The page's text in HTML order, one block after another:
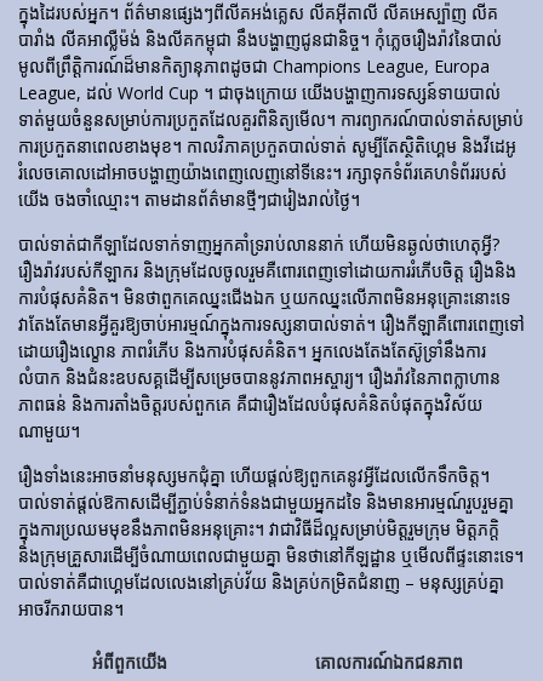
ក្នុងដៃរបស់អ្នក។ ព័ត៌មានផ្សេងៗពីលីគអង់គ្លេស លីគអ៊ីតាលី លីគអេស្ប៉ាញ លីគ
បារាំង លីគអាល្លឺម៉ង់ និងលីគកម្ពុជា នឹងបង្ហាញជូនជានិច្ច។ កុំភ្លេចរឿងរ៉ាវនៃបាល់
មូលពីព្រឹត្តិការណ៍ដ៏មានកិត្យានុភាពដូចជា Champions League, Europa
League, ដល់ World Cup ។ ជាចុងក្រោយ យើងបង្ហាញការទស្សន៍ទាយបាល់
ទាត់មួយចំនួនសម្រាប់ការប្រកួតដែលគួរពិនិត្យមើល។ ការព្យាករណ៍បាល់ទាត់សម្រាប់
ការប្រកួតនាពេលខាងមុខ។ កាលវិភាគប្រកួតបាល់ទាត់ សូម្បីតែស្ថិតិហ្គេម និងវីដេអូ
រំលេចគោលដៅអាចបង្ហាញយ៉ាងពេញលេញនៅទីនេះ។ រក្សាទុកទំព័រគេហទំព័ររបស់
យើង ចងចាំឈ្មោះ។ តាមដានព័ត៌មានថ្មីៗជារៀងរាល់ថ្ងៃ។
បាល់ទាត់​ជា​កីឡា​ដែល​ទាក់​ទាញ​អ្នក​គាំទ្រ​រាប់​លាន​នាក់ ហើយ​មិន​ឆ្ងល់​ថា​ហេតុអ្វី?
រឿងរ៉ាវ​របស់​កីឡាករ និង​ក្រុម​ដែល​ចូលរួម​គឺ​ពោរពេញ​ទៅ​ដោយ​ការ​រំភើប​ចិត្ត រឿង​និង​
ការ​បំផុស​គំនិត។ មិនថាពួកគេឈ្នះជើងឯក ឬយកឈ្នះលើភាពមិនអនុគ្រោះនោះទេ
វាតែងតែមានអ្វីគួរឱ្យចាប់អារម្មណ៍ក្នុងការទស្សនាបាល់ទាត់។ រឿង​កីឡា​គឺ​ពោរពេញ​ទៅ​
ដោយ​រឿង​ល្ខោន ភាព​រំភើប និង​ការ​បំផុស​គំនិត។ អ្នកលេងតែងតែស៊ូទ្រាំនឹងការ
លំបាក និងជំនះឧបសគ្គដើម្បីសម្រេចបាននូវភាពអស្ចារ្យ។ រឿងរ៉ាវនៃភាពក្លាហាន
ភាពធន់ និងការតាំងចិត្តរបស់ពួកគេ គឺជារឿងដែលបំផុសគំនិតបំផុតក្នុងវិស័យ
ណាមួយ។
រឿងទាំងនេះអាចនាំមនុស្សមកជុំគ្នា ហើយផ្តល់ឱ្យពួកគេនូវអ្វីដែលលើកទឹកចិត្ត។
បាល់ទាត់ផ្តល់ឱកាសដើម្បីភ្ជាប់ទំនាក់ទំនងជាមួយអ្នកដទៃ និងមានអារម្មណ៍រួបរួមគ្នា
ក្នុងការប្រឈមមុខនឹងភាពមិនអនុគ្រោះ។ វាជាវិធីដ៏ល្អសម្រាប់មិត្តរួមក្រុម មិត្តភក្តិ
និងក្រុមគ្រួសារដើម្បីចំណាយពេលជាមួយគ្នា មិនថានៅកីឡដ្ឋាន ឬមើលពីផ្ទះនោះទេ។
បាល់ទាត់គឺជាហ្គេមដែលលេងនៅគ្រប់វ័យ និងគ្រប់កម្រិតជំនាញ – មនុស្សគ្រប់គ្នា
អាចរីករាយបាន។
អំពីពួកយើង គោលការណ៍ឯកជនភាព